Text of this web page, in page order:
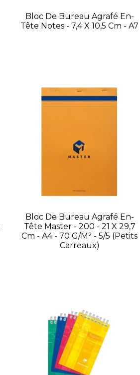
Bloc De Bureau Agrafé En-
Tête Notes - 7,4 X 10,5 Cm - A7
Bloc De Bureau Agrafé En-
Tête Master - 200 - 21 X 29,7
Cm - A4 - 70 G/m² - 5/5 (petits
Carreaux)